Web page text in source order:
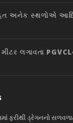
અનેક સ્થળોએ
મીટર લગાવતા
ફરીથી ડ્રેગનનો